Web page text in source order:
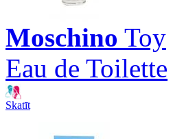
Moschino Toy
Eau de Toilette
Skatīt